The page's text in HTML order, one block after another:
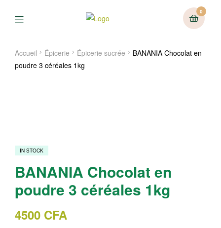
0
Menu
Accueil Épicerie Épicerie sucrée
BANANIA Chocolat en
poudre 3 céréales 1kg
IN STOCK
BANANIA Chocolat en
poudre 3 céréales 1kg
4500 CFA